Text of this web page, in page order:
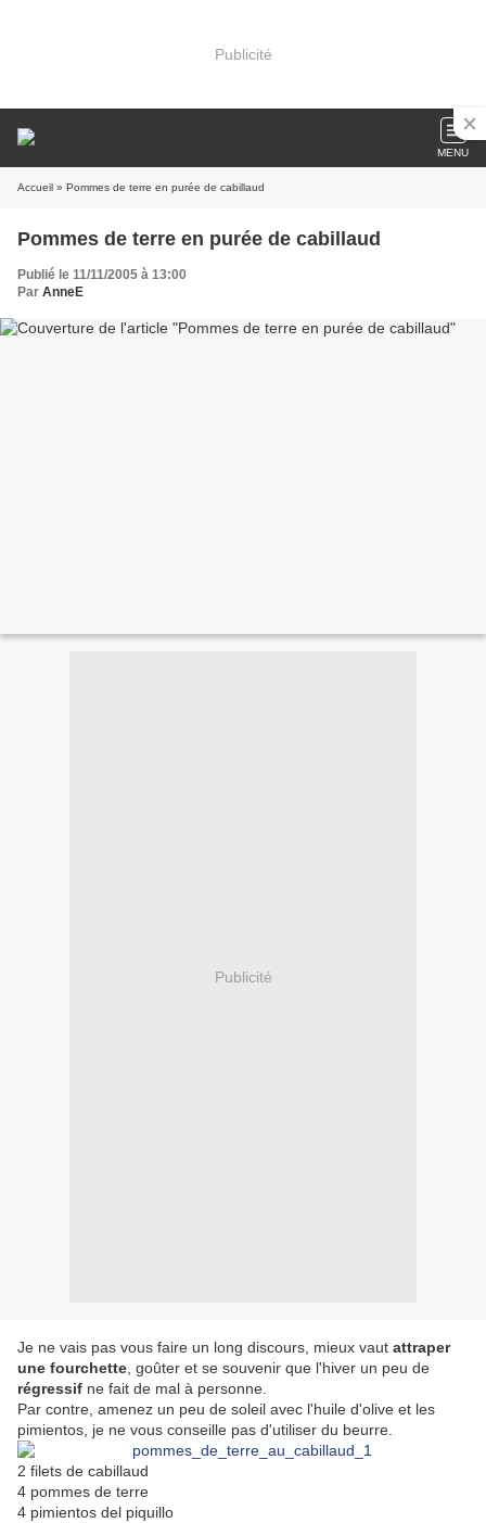
Publicité
MENU
Accueil » Pommes de terre en purée de cabillaud
Pommes de terre en purée de cabillaud
Publié le 11/11/2005 à 13:00
Par AnneE
Publicité
Je ne vais pas vous faire un long discours, mieux vaut attraper
une fourchette , goûter et se souvenir que l'hiver un peu de
régressif ne fait de mal à personne.
Par contre, amenez un peu de soleil avec l'huile d'olive et les
pimientos, je ne vous conseille pas d'utiliser du beurre.
2 filets de cabillaud
4 pommes de terre
4 pimientos del piquillo